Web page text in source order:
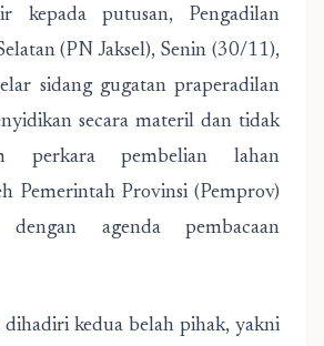
kepada putusan, Pengadilan
(PN Jaksel), Senin (30/11),
sidang gugatan praperadilan
secara materil dan tidak
perkara pembelian lahan
Pemerintah Provinsi (Pemprov)
agenda pembacaan
dihadiri kedua belah pihak, yakni